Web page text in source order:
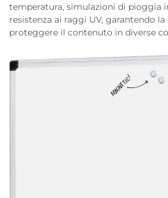
temperatura, simulazioni di pioggia
resistenza ai raggi UV, garantendo
proteggere il contenuto in diverse